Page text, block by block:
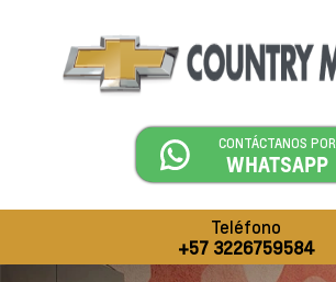
CONTÁCTANOS POR
WHATSAPP
Teléfono
+57 3226759584